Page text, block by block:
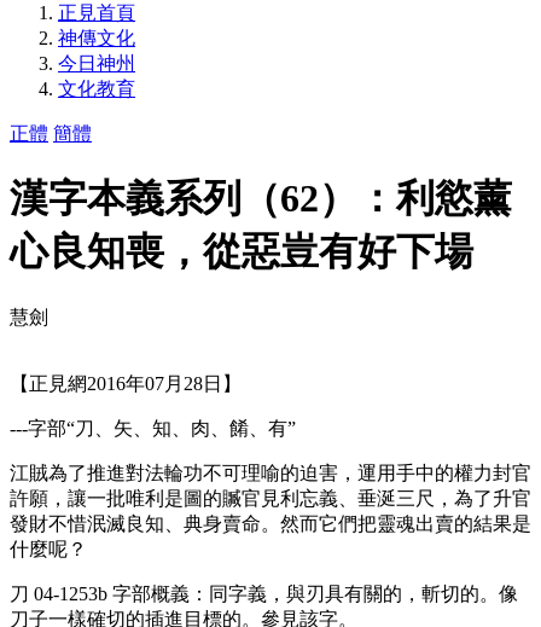
正見首頁
神傳文化
今日神州
文化教育
正體 簡體
漢字本義系列（62）：利慾薰
心良知喪，從惡豈有好下場
慧劍
【正見網2016年07月28日】
---字部“刀、矢、知、肉、餚、有”
江賊為了推進對法輪功不可理喻的迫害，運用手中的權力封官
許願，讓一批唯利是圖的贓官見利忘義、垂涎三尺，為了升官
發財不惜泯滅良知、典身賣命。然而它們把靈魂出賣的結果是
什麼呢？
刀 04-1253b 字部概義：同字義，與刃具有關的，斬切的。像
刀子一樣確切的插進目標的。參見該字。